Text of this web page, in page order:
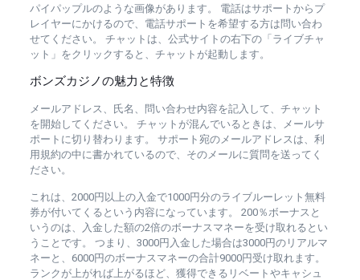
パイパップルのような画像があります。 電話はサポートからプ
レイヤーにかけるので、電話サポートを希望する方は問い合わ
せてください。 チャットは、公式サイトの右下の「ライブチャ
ット」をクリックすると、チャットが起動します。
ボンズカジノの魅力と特徴
メールアドレス、氏名、問い合わせ内容を記入して、チャット
を開始してください。 チャットが混んでいるときは、メールサ
ポートに切り替わります。 サポート宛のメールアドレスは、利
用規約の中に書かれているので、そのメールに質問を送ってく
ださい。
これは、2000円以上の入金で1000円分のライブルーレット無料
券が付いてくるという内容になっています。 200％ボーナスと
いうのは、入金した額の2倍のボーナスマネーを受け取れるとい
うことです。 つまり、3000円入金した場合は3000円のリアルマ
ネーと、6000円のボーナスマネーの合計9000円受け取れます。
ランクが上がれば上がるほど、獲得できるリベートやキャシュ